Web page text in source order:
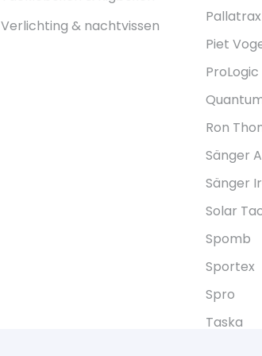
Verlichting & nachtvissen
Pallatrax
Piet
ProLogic
Ron
Sänger
Sänger
Solar
Spomb
Sportex
Spro
Taska